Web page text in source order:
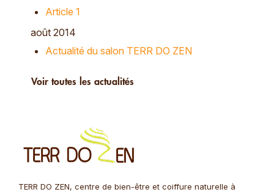
Article 1
août 2014
Actualité du salon TERR DO ZEN
Voir toutes les actualités
TERR DO ZEN, centre de bien-être et coiffure naturelle à